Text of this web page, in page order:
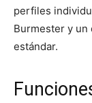
perfiles
Burmester y un
estándar.